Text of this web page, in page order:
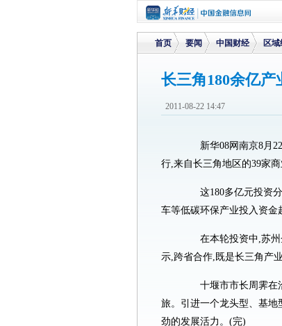
首页
>
要闻
>
中国财经 区
长三角180余亿
2011-08-22 14:47
新华08网南京8月22
行,来自长三角地区的39家商
这180多亿元投资分
车等低碳环保产业投入资金
在本轮投资中,苏州
示,跨省合作,既是长三角产
十堰市市长周霁在洽
旅。引进一个龙头型、基地
劲的发展活力。(完)